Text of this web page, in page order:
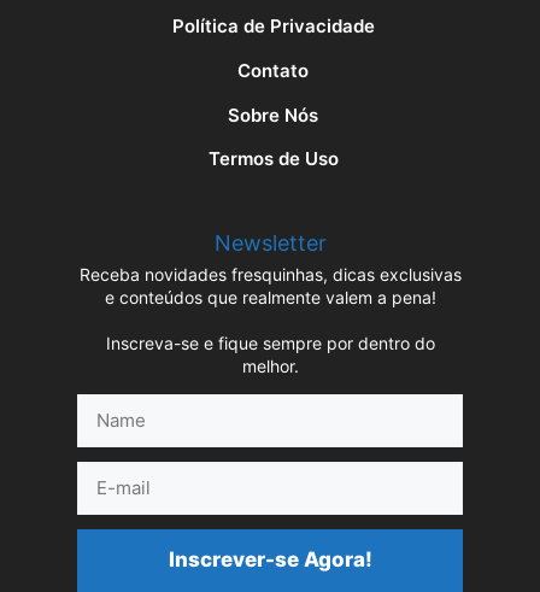
Política de Privacidade
Contato
Sobre Nós
Termos de Uso
Newsletter
Receba novidades fresquinhas, dicas exclusivas
e conteúdos que realmente valem a pena!
Inscreva-se e fique sempre por dentro do
melhor.
mail
Inscrever-se Agora!